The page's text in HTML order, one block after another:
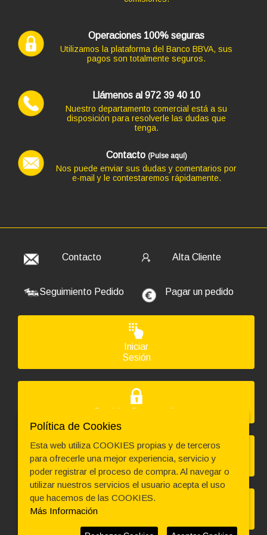
Ordenador HP PC HP SLIM ¡5 GEN 8 en formato SFF,
procesador INTEL CORE I5 -8500 4.1 GHZ (8ª Generación),
memoria DDR4, Salidas gráficas: VGA+HDMI+DP
Ordenador HP PC HP ¡5 GEN 9 en formato MINI,
procesador INTEL CORE I5 - 9500T 3.7 GHZ (9ª
Generación), memoria DDR4, Salidas gráficas: HDMI+DP
Ordenador HP PC HP SLIM ¡5 GEN 9 en formato SFF,
AÑADIR
TECLADO LOGITECH+MOUSE MK270 NEGRO INALAM
29,00 € s/IVA
AÑADIR
Operaciones 100% seguras
Utilizamos la plataforma del Banco BBVA, sus
pagos son totalmente seguros.
Llámenos al 972 39 40 10
Nuestro departamento comercial está a su
disposición para resolverle las dudas que
tenga.
Contacto (Pulse aquí)
Nos puede enviar sus dudas y comentarios por
e-mail y le contestaremos rápidamente.
Contacto Alta Cliente
Seguimiento Pedido Pagar un pedido
Iniciar
Sesión
Cambiar Contraseña
Solicitar Devolución
Política de Cookies
Esta web utiliza COOKIES propias y de terceros
para ofrecerle una mejor experiencia, servicio y
poder registrar el proceso de compra. Al navegar o
utilizar nuestros servicios el usuario acepta el uso
que hacemos de las COOKIES.
Más Información